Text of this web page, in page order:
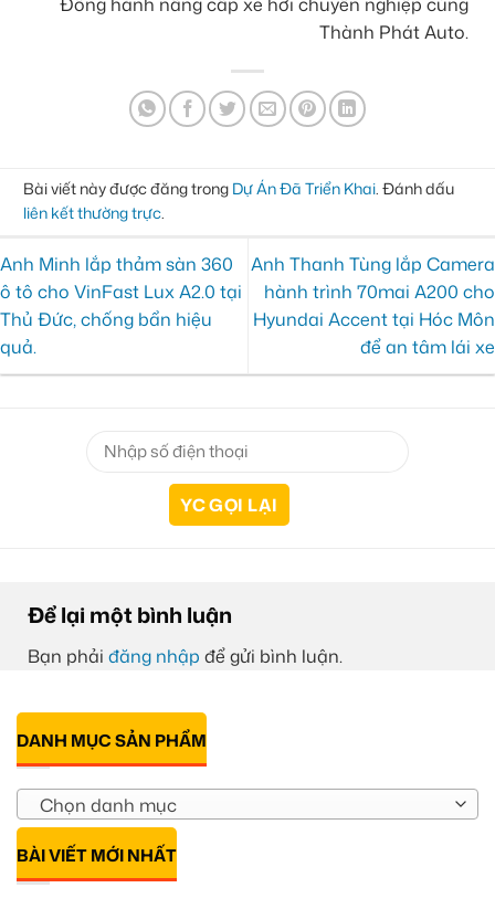
Thành Phát Auto.
Bài viết này được đăng trong Dự Án Đã Triển Khai. Đánh dấu
liên kết thường trực.
Anh Minh lắp thảm sàn 360
ô tô cho VinFast Lux A2.0 tại
Thủ Đức, chống bẩn hiệu
quả.
Anh Thanh Tùng lắp Camera
hành trình 70mai A200 cho
Hyundai Accent tại Hóc Môn
để an tâm lái xe
Để lại một bình luận
Bạn phải đăng nhập để gửi bình luận.
DANH MỤC SẢN PHẨM
Chọn danh mục
BÀI VIẾT MỚI NHẤT